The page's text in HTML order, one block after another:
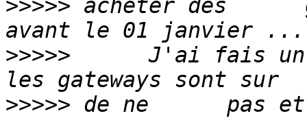
>>>>> acheter des
>>>>> J'ai fais un
>>>>> de ne      pas